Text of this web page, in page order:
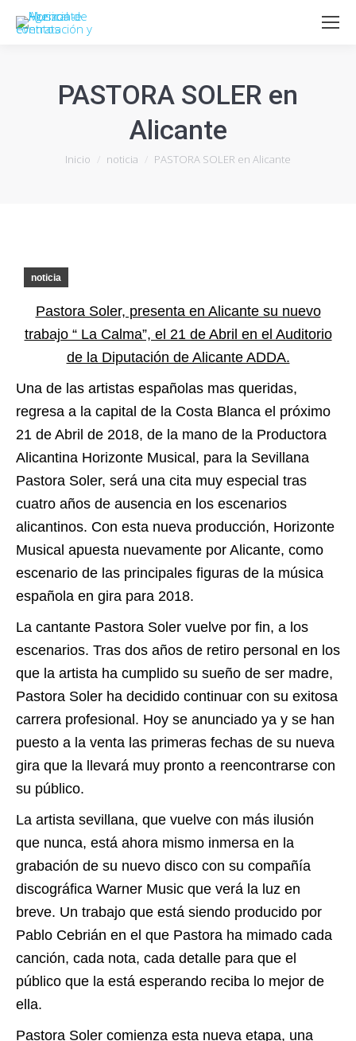
PASTORA SOLER en
Alicante
Estás aquí:
Inicio noticia PASTORA SOLER en Alicante
noticia
Pastora Soler, presenta en Alicante su nuevo
trabajo “ La Calma”, el 21 de Abril en el Auditorio
de la Diputación de Alicante ADDA.
Una de las artistas españolas mas queridas,
regresa a la capital de la Costa Blanca el próximo
21 de Abril de 2018, de la mano de la Productora
Alicantina Horizonte Musical, para la Sevillana
Pastora Soler, será una cita muy especial tras
cuatro años de ausencia en los escenarios
alicantinos. Con esta nueva producción, Horizonte
Musical apuesta nuevamente por Alicante, como
escenario de las principales figuras de la música
española en gira para 2018.
La cantante Pastora Soler vuelve por fin, a los
escenarios. Tras dos años de retiro personal en los
que la artista ha cumplido su sueño de ser madre,
Pastora Soler ha decidido continuar con su exitosa
carrera profesional. Hoy se anunciado ya y se han
puesto a la venta las primeras fechas de su nueva
gira que la llevará muy pronto a reencontrarse con
su público.
La artista sevillana, que vuelve con más ilusión
que nunca, está ahora mismo inmersa en la
grabación de su nuevo disco con su compañía
discográfica Warner Music que verá la luz en
breve. Un trabajo que está siendo producido por
Pablo Cebrián en el que Pastora ha mimado cada
canción, cada nota, cada detalle para que el
público que la está esperando reciba lo mejor de
ella.
Pastora Soler comienza esta nueva etapa, una